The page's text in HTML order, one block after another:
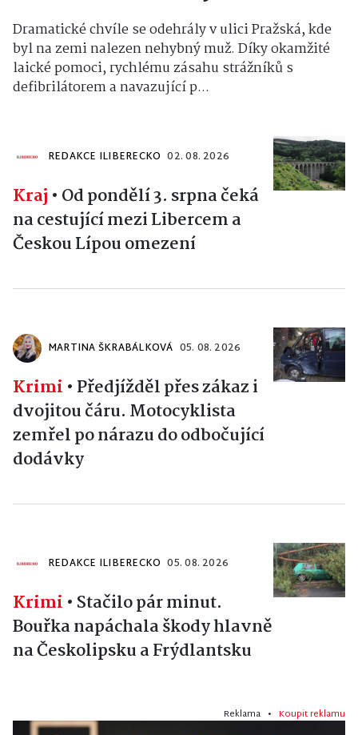
Dramatické chvíle se odehrály v ulici Pražská, kde
byl na zemi nalezen nehybný muž. Díky okamžité
laické pomoci, rychlému zásahu strážníků s
defibrilátorem a navazující p...
REDAKCE ILIBERECKO 02. 08. 2026
Kraj • Od pondělí 3. srpna čeká
na cestující mezi Libercem a
Českou Lípou omezení
MARTINA ŠKRABÁLKOVÁ 05. 08. 2026
Krimi • Předjížděl přes zákaz i
dvojitou čáru. Motocyklista
zemřel po nárazu do odbočující
dodávky
REDAKCE ILIBERECKO 05. 08. 2026
Krimi • Stačilo pár minut.
Bouřka napáchala škody hlavně
na Českolipsku a Frýdlantsku
Reklama • Koupit reklamu